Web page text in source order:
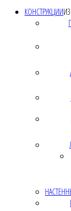
КОНСТРУКЦИИ